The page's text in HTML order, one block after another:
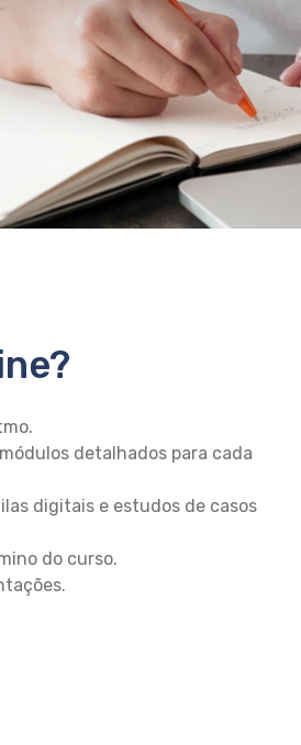
detalhados para cada
digitais e estudos de casos
do curso.